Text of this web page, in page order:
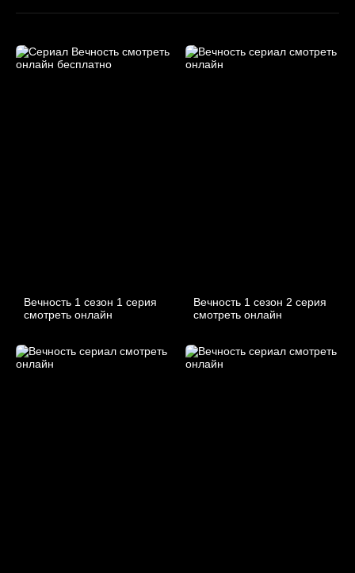
Вечность 1 сезон 1 серия
смотреть онлайн
Вечность 1 сезон 2 серия
смотреть онлайн